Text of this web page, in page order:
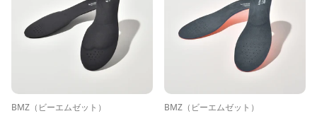
BMZ（ビーエムゼット） BMZ（ビーエムゼット）